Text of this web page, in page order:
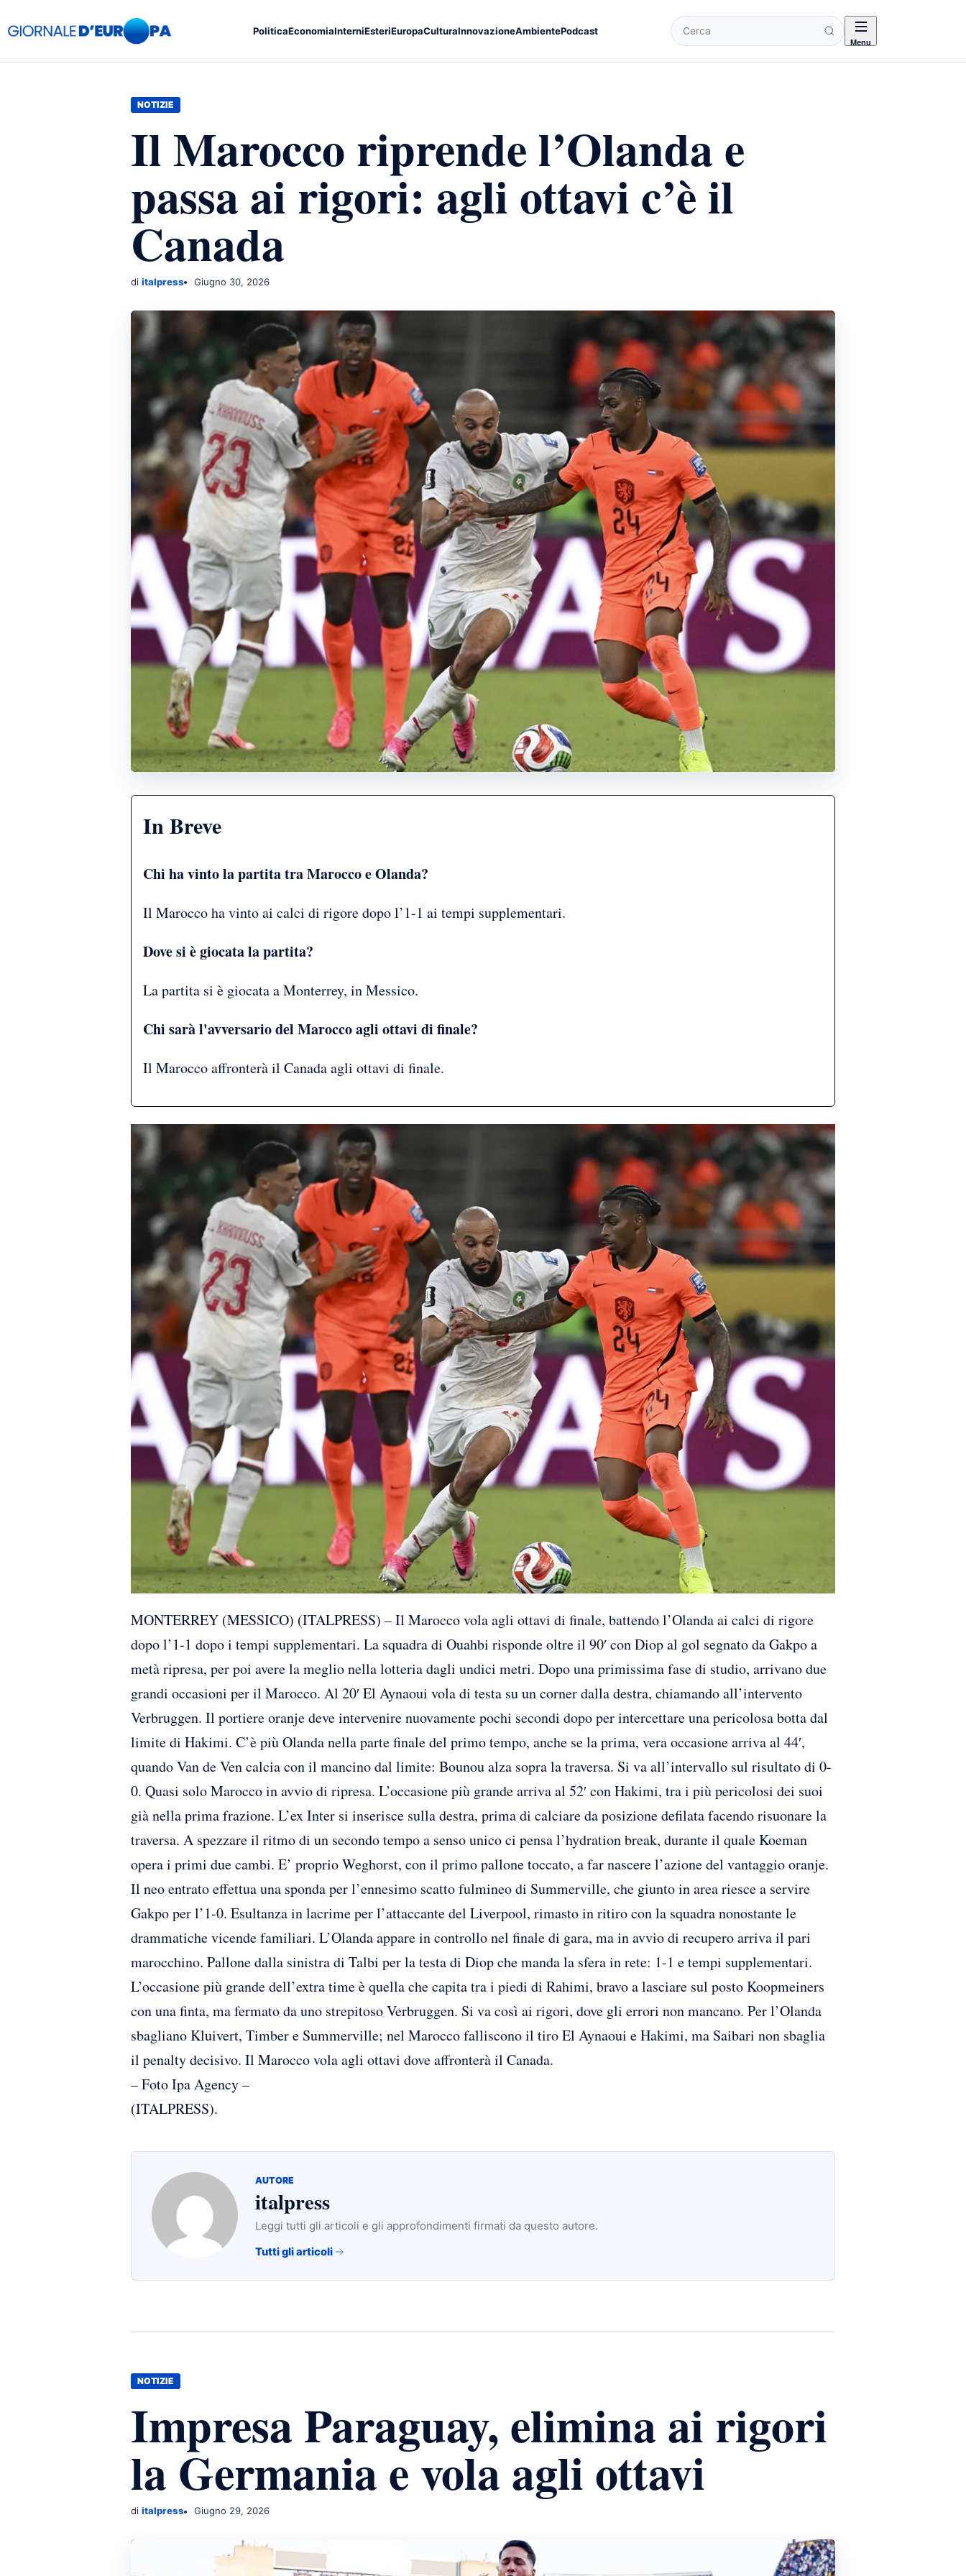
PoliticaEconomiaInterniEsteriEuropaCulturaInnovazioneAmbientePodcast Cerca Menu
NOTIZIE
Il Marocco riprende l’Olanda e
passa ai rigori: agli ottavi c’è il
Canada
di italpress Giugno 30, 2026
In Breve
Chi ha vinto la partita tra Marocco e Olanda?
Il Marocco ha vinto ai calci di rigore dopo l’1-1 ai tempi supplementari.
Dove si è giocata la partita?
La partita si è giocata a Monterrey, in Messico.
Chi sarà l'avversario del Marocco agli ottavi di finale?
Il Marocco affronterà il Canada agli ottavi di finale.
MONTERREY (MESSICO) (ITALPRESS) – Il Marocco vola agli ottavi di finale, battendo l’Olanda ai calci di rigore
dopo l’1-1 dopo i tempi supplementari. La squadra di Ouahbi risponde oltre il 90′ con Diop al gol segnato da Gakpo a
metà ripresa, per poi avere la meglio nella lotteria dagli undici metri. Dopo una primissima fase di studio, arrivano due
grandi occasioni per il Marocco. Al 20′ El Aynaoui vola di testa su un corner dalla destra, chiamando all’intervento
Verbruggen. Il portiere oranje deve intervenire nuovamente pochi secondi dopo per intercettare una pericolosa botta dal
limite di Hakimi. C’è più Olanda nella parte finale del primo tempo, anche se la prima, vera occasione arriva al 44′,
quando Van de Ven calcia con il mancino dal limite: Bounou alza sopra la traversa. Si va all’intervallo sul risultato di 0-
0. Quasi solo Marocco in avvio di ripresa. L’occasione più grande arriva al 52′ con Hakimi, tra i più pericolosi dei suoi
già nella prima frazione. L’ex Inter si inserisce sulla destra, prima di calciare da posizione defilata facendo risuonare la
traversa. A spezzare il ritmo di un secondo tempo a senso unico ci pensa l’hydration break, durante il quale Koeman
opera i primi due cambi. E’ proprio Weghorst, con il primo pallone toccato, a far nascere l’azione del vantaggio oranje.
Il neo entrato effettua una sponda per l’ennesimo scatto fulmineo di Summerville, che giunto in area riesce a servire
Gakpo per l’1-0. Esultanza in lacrime per l’attaccante del Liverpool, rimasto in ritiro con la squadra nonostante le
drammatiche vicende familiari. L’Olanda appare in controllo nel finale di gara, ma in avvio di recupero arriva il pari
marocchino. Pallone dalla sinistra di Talbi per la testa di Diop che manda la sfera in rete: 1-1 e tempi supplementari.
L’occasione più grande dell’extra time è quella che capita tra i piedi di Rahimi, bravo a lasciare sul posto Koopmeiners
con una finta, ma fermato da uno strepitoso Verbruggen. Si va così ai rigori, dove gli errori non mancano. Per l’Olanda
sbagliano Kluivert, Timber e Summerville; nel Marocco falliscono il tiro El Aynaoui e Hakimi, ma Saibari non sbaglia
il penalty decisivo. Il Marocco vola agli ottavi dove affronterà il Canada.
– Foto Ipa Agency –
(ITALPRESS).
AUTORE
italpress
Leggi tutti gli articoli e gli approfondimenti firmati da questo autore.
Tutti gli articoli
NOTIZIE
Impresa Paraguay, elimina ai rigori
la Germania e vola agli ottavi
di italpress Giugno 29, 2026